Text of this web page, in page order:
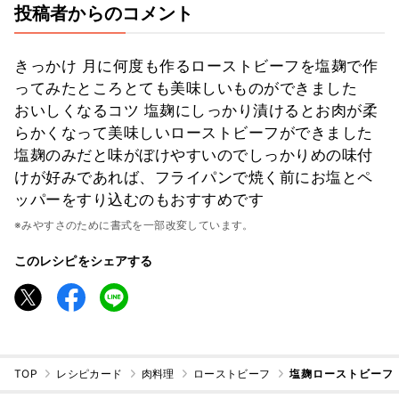
投稿者からのコメント
きっかけ 月に何度も作るローストビーフを塩麹で作
ってみたところとても美味しいものができました
おいしくなるコツ 塩麹にしっかり漬けるとお肉が柔
らかくなって美味しいローストビーフができました
塩麹のみだと味がぼけやすいのでしっかりめの味付
けが好みであれば、フライパンで焼く前にお塩とペ
ッパーをすり込むのもおすすめです
※みやすさのために書式を一部改変しています。
このレシピをシェアする
TOP レシピカード 肉料理 ローストビーフ 塩麹ローストビーフ